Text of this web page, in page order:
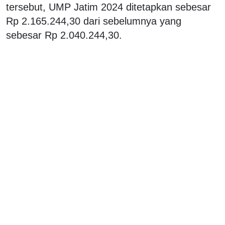
tersebut, UMP Jatim 2024 ditetapkan sebesar
Rp 2.165.244,30 dari sebelumnya yang
sebesar Rp 2.040.244,30.